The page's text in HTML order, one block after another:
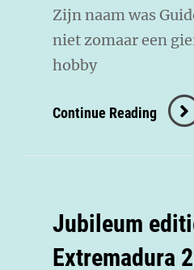
Zijn naam was
niet zomaar een
hobby
Continue Reading
Jubileum
Extremadura